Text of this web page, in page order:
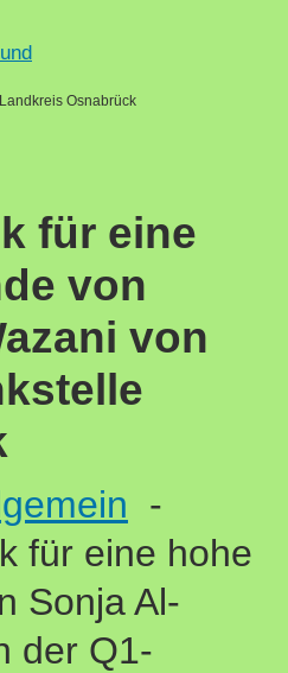
Osnabrück
für eine
von
von
-
für eine hohe
Sonja Al-
der Q1-